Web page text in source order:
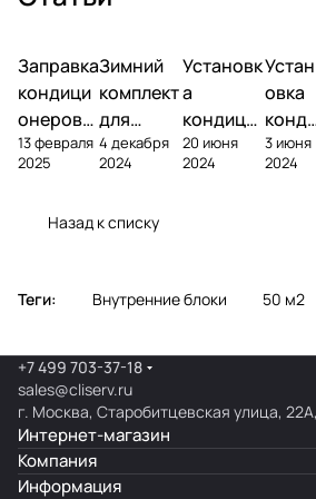
Заправка
кондици
онеров
фреоном
13 февраля
2025
Зимний
комплект
для
кондици
онера
4 декабря
2024
Установк
а
кондици
онера на
фасаде
20 июня
2024
Устан
овка
ционе
ра
3 июня
2024
Назад к списку
Теги: Внутренние блоки 50 м2
+7 499 703-37-18
sales@cliserv.ru
г. Москва, Старобитцевская улица,
Интернет-магазин
Компания
Информация